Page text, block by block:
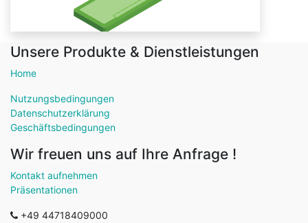
Unsere Produkte & Dienstleistungen
Home
Nutzungsbedingungen
Datenschutzerklärung
Geschäftsbedingungen
Wir freuen uns auf Ihre Anfrage !
Kontakt aufnehmen
Präsentationen
+49 44718409000